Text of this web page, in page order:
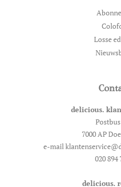
Losse
delicious.
7000 AP
e-mail
020 894
delicious.